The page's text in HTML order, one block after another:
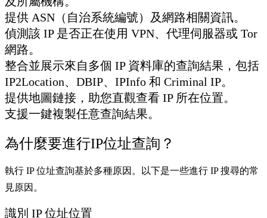
提供 ASN（自治系統編號）及網路相關資訊。
偵測該 IP 是否正在使用 VPN、代理伺服器或 Tor
網路。
整合並展示來自多個 IP 資料庫的查詢結果，包括
IP2Location、DBIP、IPInfo 和 Criminal IP。
提供地圖鏈接，助您直觀查看 IP 所在位置。
支援一鍵複製任意查詢結果。
為什麼要進行IP位址查詢？
執行 IP 位址查詢基於多種原因。以下是一些進行 IP 搜尋的常
見原因。
識別 IP 位址位置